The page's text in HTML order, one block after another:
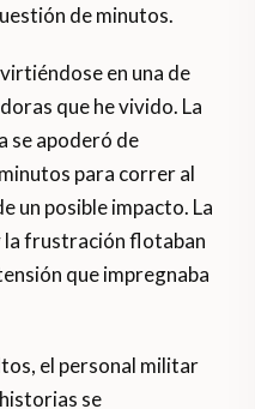
de minutos.
en una de
que he vivido. La
se apoderó de
para correr al
un posible impacto. La
la frustración flotaban
que impregnaba
el personal militar
se